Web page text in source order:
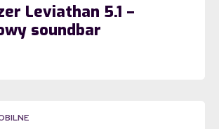
Leviathan 5.1 –
soundbar